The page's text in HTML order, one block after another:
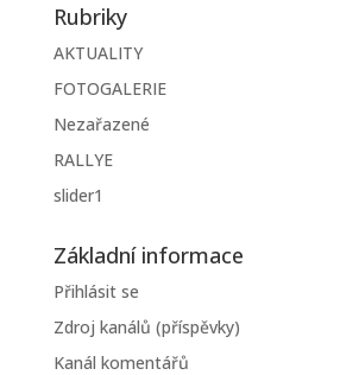
Rubriky
AKTUALITY
FOTOGALERIE
Nezařazené
RALLYE
slider1
Základní informace
Přihlásit se
Zdroj kanálů (příspěvky)
Kanál komentářů